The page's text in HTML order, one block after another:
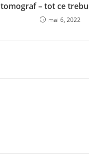
tomograf – tot ce
mai 6, 2022